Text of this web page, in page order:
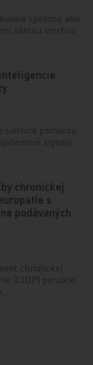
spôsoby, ako
náhlou smrťou,
sietnice pomocou
signály
chronickej
s
podávaných
chronickej
(CIDP) ponúklo